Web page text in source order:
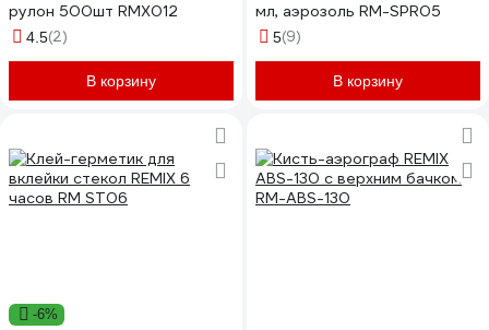
рулон 500шт RMX012
4.5(2)
В корзину
мл, аэрозоль RM-SPR05
5(9)
В корзину
-6%